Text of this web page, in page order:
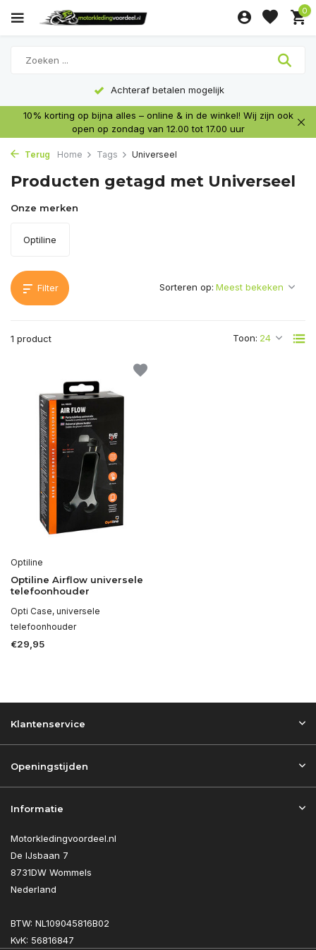
0
Achteraf betalen mogelijk
10% korting op bijna alles – online & in de winkel! Wij zijn ook
open op zondag van 12.00 tot 17.00 uur
Terug Home Tags Universeel
Producten getagd met Universeel
Onze merken
Optiline
Filter
1 product Toon:
Sorteren op:
Optiline
Optiline Airflow universele
telefoonhouder
Opti Case, universele
telefoonhouder
€29,95
Klantenservice
Openingstijden
Informatie
Motorkledingvoordeel.nl
De IJsbaan 7
8731DW Wommels
Nederland
BTW: NL109045816B02
KvK: 56816847